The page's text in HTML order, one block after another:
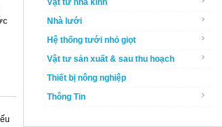
Vật tư nhà kính
Nhà lưới
Hệ thống tưới nhỏ giọt
Vật tư sản xuất & sau thu hoạch
Thiết bị nông nghiệp
Thông Tin